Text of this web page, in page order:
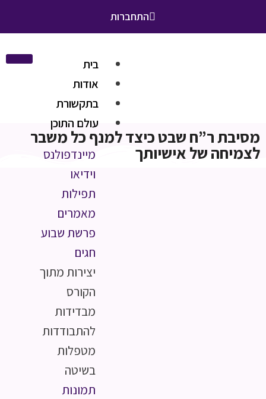
התחברות
בית
אודות
בתקשורת
עולם התוכן
מיינדפולנס
וידיאו
תפילות
מאמרים
פרשת שבוע
חגים
יצירות מתוך
הקורס
מבדידות
להתבודדות
מטפלות
בשיטה
תמונות
מסיבת ר”ח שבט כיצד למנף כל משבר
לצמיחה של אישיותך